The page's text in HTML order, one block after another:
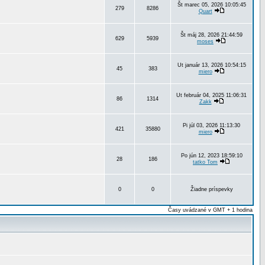
279 8286
Št marec 05, 2026 10:05:45
Quart
629 5939
Št máj 28, 2026 21:44:59
moses
45 383
Ut január 13, 2026 10:54:15
miero
86 1314
Ut február 04, 2025 11:06:31
Zakk
421 35880
Pi júl 03, 2026 11:13:30
miero
28 186
Po jún 12, 2023 18:59:10
tatko Tom
0 0 Žiadne príspevky
Časy uvádzané v GMT + 1 hodina